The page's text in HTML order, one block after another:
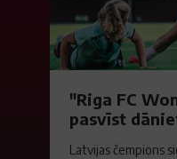
"Riga FC
pasvīst
Latvijas čempions